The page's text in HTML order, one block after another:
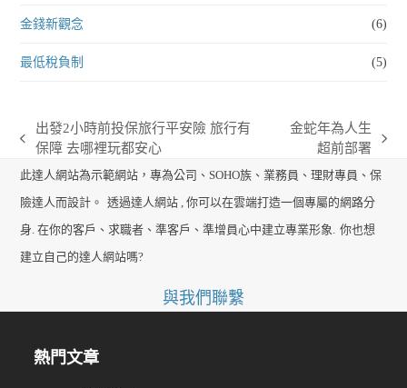
金錢新觀念 (6)
最低稅負制 (5)
previous
post:
出發2小時前投保旅行平安險 旅行有
保障 去哪裡玩都安心
post:
金蛇年為人生
超前部署
此達人網站為示範網站，專為公司、SOHO族、業務員、理財專員、保
險達人而設計。
透過達人網站 , 你可以在雲端打造一個專屬的網路分
身. 在你的客戶、求職者、準客戶、準增員心中建立專業形象. 你也想
建立自己的達人網站嗎?
與我們聯繫
熱門文章